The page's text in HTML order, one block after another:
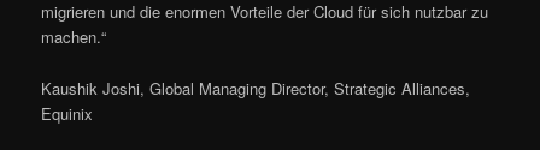
migrieren und die enormen Vorteile der Cloud für sich nutzbar zu
machen.“
Kaushik Joshi, Global Managing Director, Strategic Alliances,
Equinix